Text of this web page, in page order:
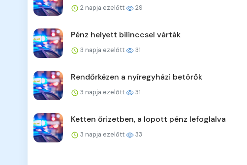
2 napja ezelőtt 29
Pénz helyett bilinccsel várták
3 napja ezelőtt 31
Rendőrkézen a nyíregyházi betörők
3 napja ezelőtt 31
Ketten őrizetben, a lopott pénz lefoglalva
3 napja ezelőtt 33